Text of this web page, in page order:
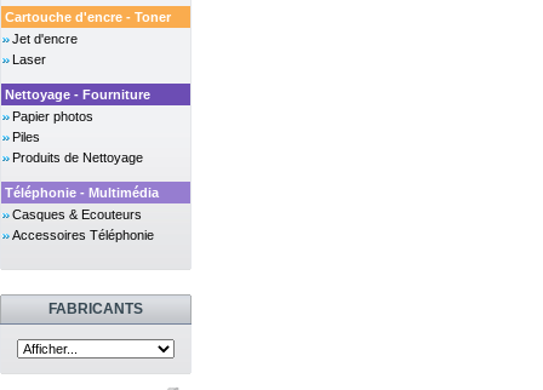
Cartouche d'encre - Toner
Jet d'encre
Laser
Nettoyage - Fourniture
Papier photos
Piles
Produits de Nettoyage
Téléphonie - Multimédia
Casques & Ecouteurs
Accessoires Téléphonie
FABRICANTS